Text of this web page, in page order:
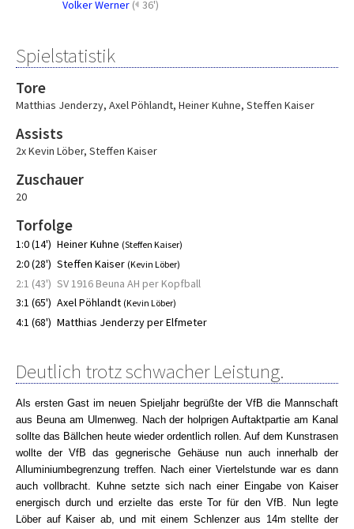
Volker Werner ( 36')
Spielstatistik
Tore
Matthias Jenderzy, Axel Pöhlandt, Heiner Kuhne, Steffen Kaiser
Assists
2x Kevin Löber, Steffen Kaiser
Zuschauer
20
Torfolge
1:0 (14') Heiner Kuhne (Steffen Kaiser)
2:0 (28') Steffen Kaiser (Kevin Löber)
2:1 (43') SV 1916 Beuna AH per Kopfball
3:1 (65') Axel Pöhlandt (Kevin Löber)
4:1 (68') Matthias Jenderzy per Elfmeter
Deutlich trotz schwacher Leistung.
Als ersten Gast im neuen Spieljahr begrüßte der VfB die Mannschaft
aus Beuna am Ulmenweg. Nach der holprigen Auftaktpartie am Kanal
sollte das Bällchen heute wieder ordentlich rollen. Auf dem Kunstrasen
wollte der VfB das gegnerische Gehäuse nun auch innerhalb der
Alluminiumbegrenzung treffen. Nach einer Viertelstunde war es dann
auch vollbracht. Kuhne setzte sich nach einer Eingabe von Kaiser
energisch durch und erzielte das erste Tor für den VfB. Nun legte
Löber auf Kaiser ab, und mit einem Schlenzer aus 14m stellte der